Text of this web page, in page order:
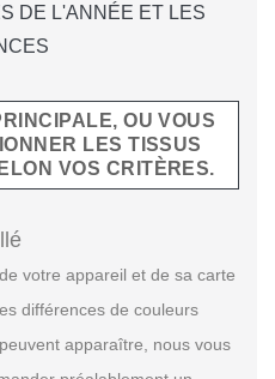
DE L'ANNÉE ET LES
OU VOUS
LES TISSUS
VOS CRITÈRES.
votre appareil et de sa carte
différences de couleurs
apparaître, nous vous